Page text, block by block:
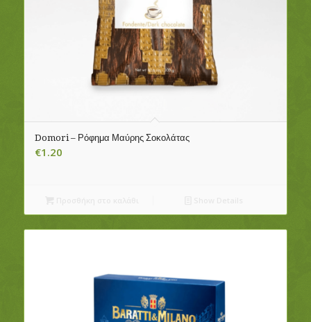
Domori – Ρόφημα Μαύρης Σοκολάτας
€1.20